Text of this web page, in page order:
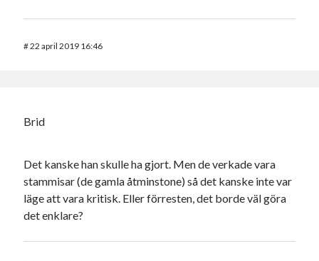
#22 april 2019 16:46
Brid
Det kanske han skulle ha gjort. Men de verkade vara
stammisar (de gamla åtminstone) så det kanske inte var
läge att vara kritisk. Eller förresten, det borde väl göra
det enklare?